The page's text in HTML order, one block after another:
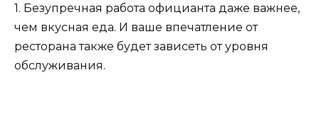
1. Безупречная работа официанта даже важнее,
чем вкусная еда. И ваше впечатление от
ресторана также будет зависеть от уровня
обслуживания.